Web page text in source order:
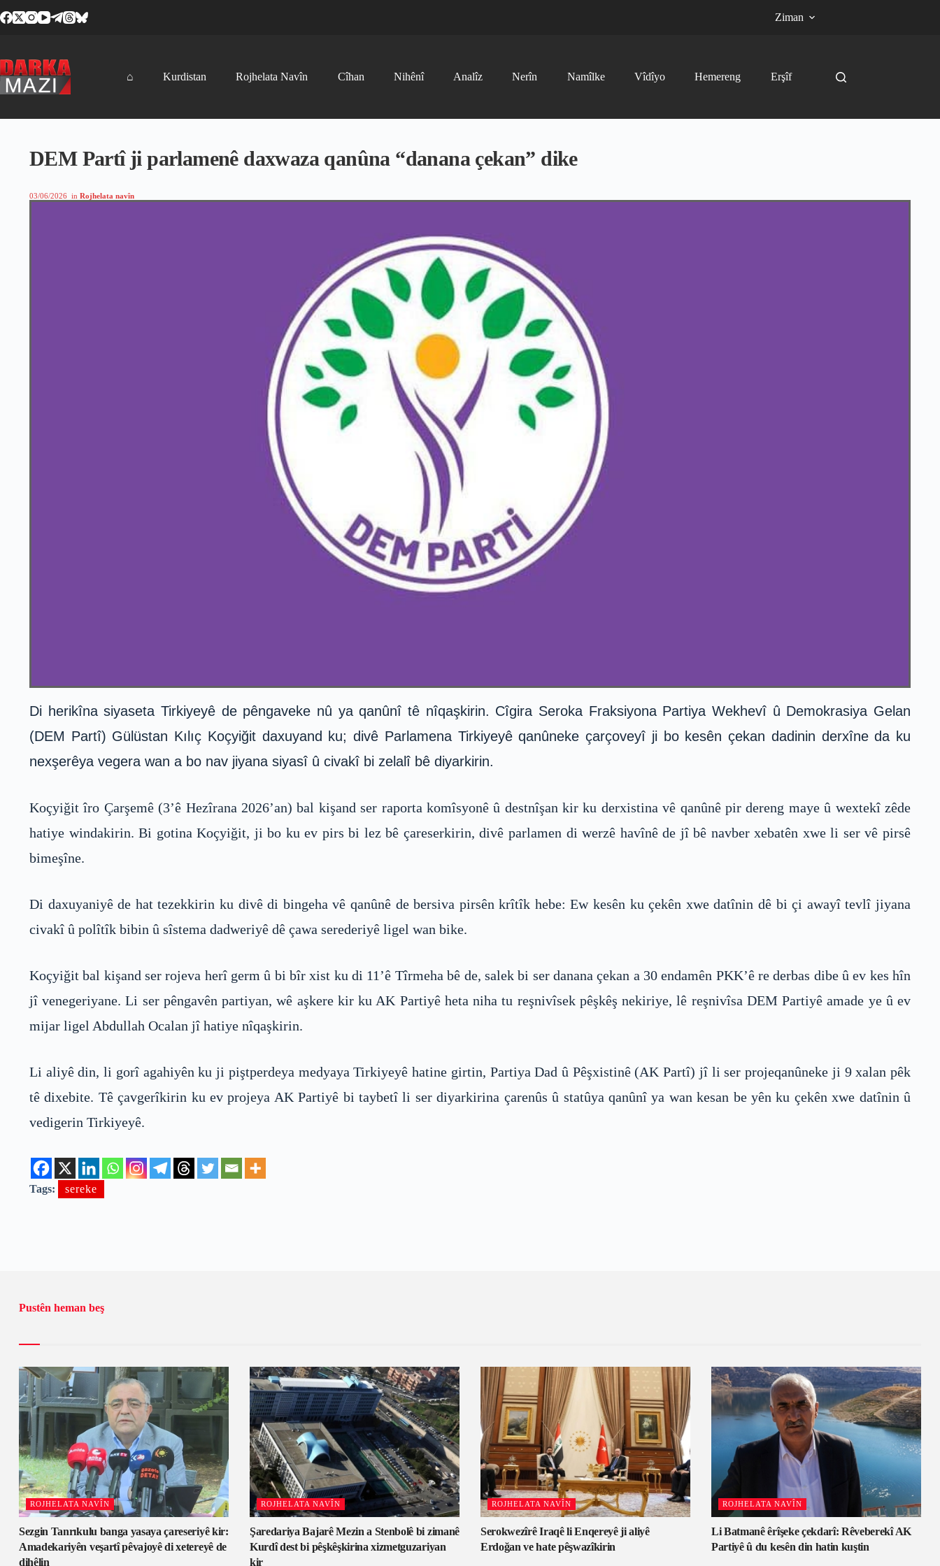
to
Ziman
⌂ Kurdistan Rojhelata Navîn Cîhan Nihênî Analîz Nerîn Namîlke Vîdîyo Hemereng Erşîf
DEM Partî ji parlamenê daxwaza qanûna “danana çekan” dike
03/06/2026 in Rojhelata navîn
Di herikîna siyaseta Tirkiyeyê de pêngaveke nû ya qanûnî tê nîqaşkirin. Cîgira Seroka Fraksiyona Partiya Wekhevî û Demokrasiya Gelan
(DEM Partî) Gülüstan Kılıç Koçyiğit daxuyand ku; divê Parlamena Tirkiyeyê qanûneke çarçoveyî ji bo kesên çekan dadinin derxîne da ku
nexşerêya vegera wan a bo nav jiyana siyasî û civakî bi zelalî bê diyarkirin.
Koçyiğit îro Çarşemê (3’ê Hezîrana 2026’an) bal kişand ser raporta komîsyonê û destnîşan kir ku derxistina vê qanûnê pir dereng maye û wextekî zêde
hatiye windakirin. Bi gotina Koçyiğit, ji bo ku ev pirs bi lez bê çareserkirin, divê parlamen di werzê havînê de jî bê navber xebatên xwe li ser vê pirsê
bimeşîne.
Di daxuyaniyê de hat tezekkirin ku divê di bingeha vê qanûnê de bersiva pirsên krîtîk hebe: Ew kesên ku çekên xwe datînin dê bi çi awayî tevlî jiyana
civakî û polîtîk bibin û sîstema dadweriyê dê çawa serederiyê ligel wan bike.
Koçyiğit bal kişand ser rojeva herî germ û bi bîr xist ku di 11’ê Tîrmeha bê de, salek bi ser danana çekan a 30 endamên PKK’ê re derbas dibe û ev kes hîn
jî venegeriyane. Li ser pêngavên partiyan, wê aşkere kir ku AK Partiyê heta niha tu reşnivîsek pêşkêş nekiriye, lê reşnivîsa DEM Partiyê amade ye û ev
mijar ligel Abdullah Ocalan jî hatiye nîqaşkirin.
Li aliyê din, li gorî agahiyên ku ji piştperdeya medyaya Tirkiyeyê hatine girtin, Partiya Dad û Pêşxistinê (AK Partî) jî li ser projeqanûneke ji 9 xalan pêk
tê dixebite. Tê çavgerîkirin ku ev projeya AK Partiyê bi taybetî li ser diyarkirina çarenûs û statûya qanûnî ya wan kesan be yên ku çekên xwe datînin û
vedigerin Tirkiyeyê.
Tags: sereke
Pustên heman beş
ROJHELATA NAVÎN
Sezgin Tanrıkulu banga yasaya çareseriyê kir:
Amadekariyên veşartî pêvajoyê di xetereyê de
dihêlin
ROJHELATA NAVÎN
Şaredariya Bajarê Mezin a Stenbolê bi zimanê
Kurdî dest bi pêşkêşkirina xizmetguzariyan
kir
ROJHELATA NAVÎN
Serokwezîrê Iraqê li Enqereyê ji aliyê
Erdoğan ve hate pêşwazîkirin
ROJHELATA NAVÎN
Li Batmanê êrîşeke çekdarî: Rêveberekî AK
Partiyê û du kesên din hatin kuştin